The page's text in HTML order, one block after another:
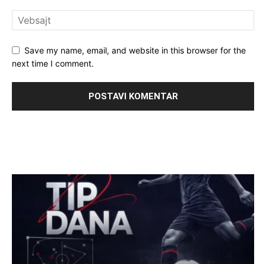
Save my name, email, and website in this browser for the
next time I comment.